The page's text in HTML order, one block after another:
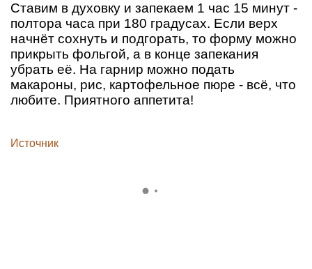
Ставим в духовку и запекаем 1 час 15 минут -
полтора часа при 180 градусах. Если верх
начнёт сохнуть и подгорать, то форму можно
прикрыть фольгой, а в конце запекания
убрать её. На гарнир можно подать
макароны, рис, картофельное пюре - всё, что
любите. Приятного аппетита!
Источник